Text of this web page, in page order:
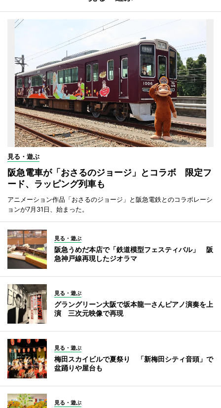
見る・遊ぶ
阪急電車が「おさるのジョージ」とコラボ 限定フ
ード、ラッピング列車も
アニメーション作品「おさるのジョージ」と阪急電鉄とのコラボレーシ
ョンが7月31日、始まった。
見る・遊ぶ
阪急うめだ本店で「鉄道模型フェスティバル」 阪
急神戸線再現したジオラマ
見る・遊ぶ
グラングリーン大阪で坂本龍一さんピアノ演奏を上
演 三次元映像で再現
見る・遊ぶ
梅田スカイビルで夏祭り 「新梅田シティ音頭」で
盆踊りや屋台も
見る・遊ぶ